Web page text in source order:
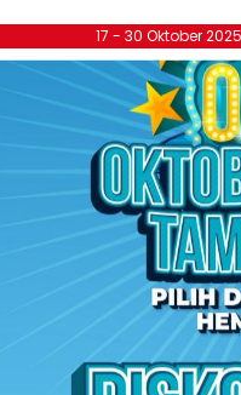
17 - 30 Oktober